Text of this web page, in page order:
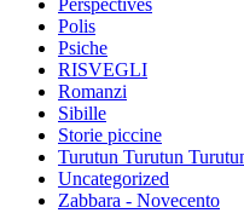
Perspectives
Polis
Psiche
RISVEGLI
Romanzi
Sibille
Storie piccine
Turutun Turutun
Uncategorized
Zabbara - Novecento